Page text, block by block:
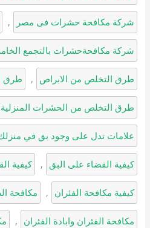
شركة مكافحة حشرات فى مصر ,
شركة مكافحةحشرات بالتجمع
طرق التخلص من الابراص , طرق
طرق التخلص من الحشرات المنزلية
علامات تدل على وجود بق في منزلك
كيفية القضاء على البق , كيفية
كيفية مكافحة الفئران , مكافحة
مكافحة الفئران وابادة الفئران ,